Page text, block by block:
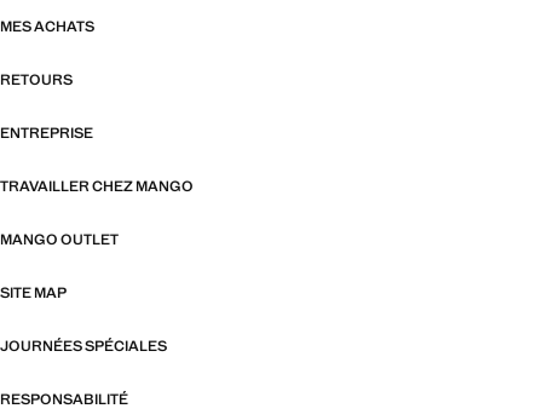
MES ACHATS
RETOURS
ENTREPRISE
TRAVAILLER CHEZ MANGO
MANGO OUTLET
SITE MAP
JOURNÉES SPÉCIALES
RESPONSABILITÉ